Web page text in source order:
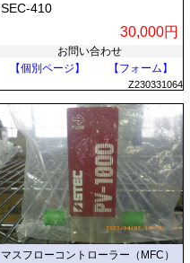
SEC-410
30,000円
お問い合わせ
【個別ページ】
【フォーム】
Z230331064
マスフローコントローラー（MFC）